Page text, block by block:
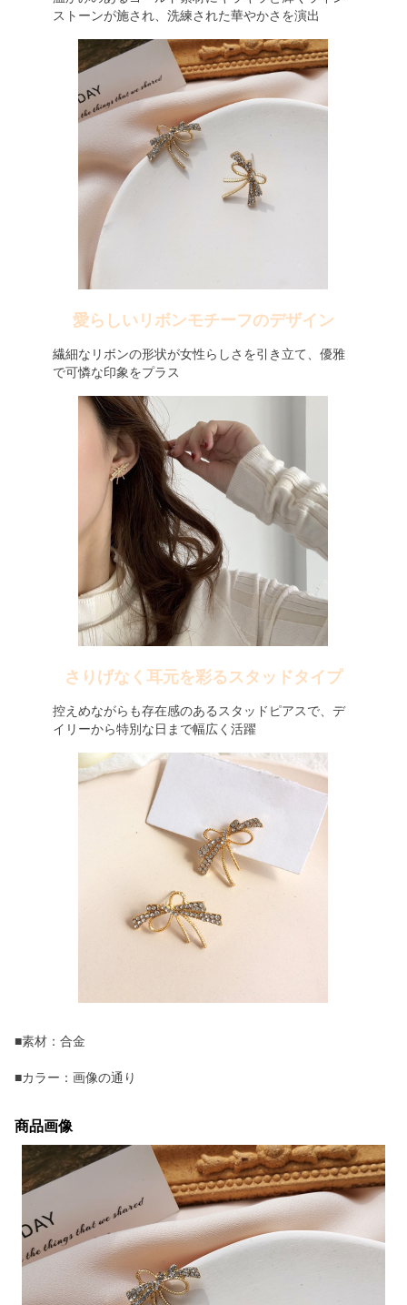
ストーンが施され、洗練された華やかさを演出
愛らしいリボンモチーフのデザイン
繊細なリボンの形状が女性らしさを引き立て、優雅
で可憐な印象をプラス
さりげなく耳元を彩るスタッドタイプ
控えめながらも存在感のあるスタッドピアスで、デ
イリーから特別な日まで幅広く活躍
■素材：合金
■カラー：画像の通り
商品画像